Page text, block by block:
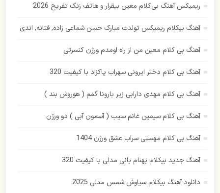
رامین بی باک
رضا بهرام
رضا صادقی
رضا یزدانی
زانیار خسروی
سهراب پاکزاد
ساسی مانکن
ریمیکس آهنگ بی‌کلام معین بیقرار و هاتف زنگ تفریح 2026
آهنگ بیکلام ریمیکس تولدت مبارک حسن شماعی زاده, فتانه, اندی
آهنگ بی کلام معین من از راه اومدم ورژن کنسرتی
آهنگ بی کلام دختر ایرونی سهراب پاکزاد با کیفیت 320
آهنگ بی کلام مهدی دارابی زیر بارونا گمم ( هوروش بند )
آهنگ بی کلام سیمین غانم سیب ( آسمون آبی ) دو ورژن
آهنگ بی کلام مهستی سراب عشق ورژن 1404
آهنگ جدید بیکلام بهنام بانی مدلی با کیفیت 320
دانلود آهنگ بیکلام سیاوش شمس مدلی 2025